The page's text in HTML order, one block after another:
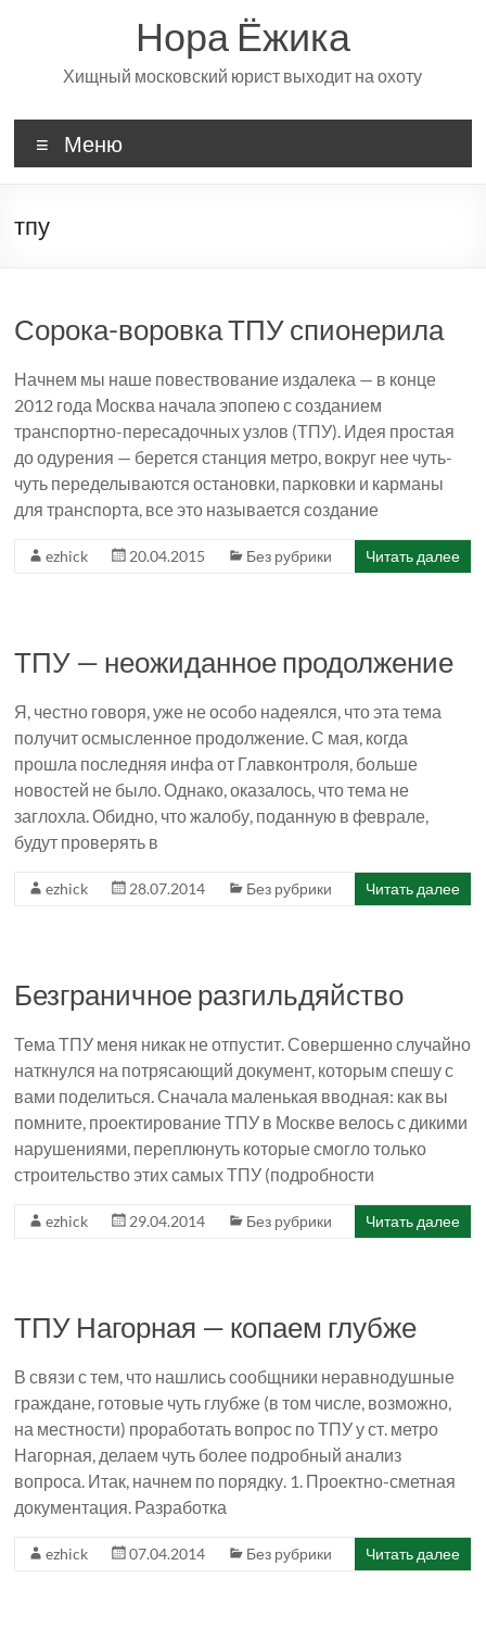
Нора Ёжика
Хищный московский юрист выходит на охоту
Меню
тпу
Сорока-воровка ТПУ спионерила
Начнем мы наше повествование издалека — в конце
2012 года Москва начала эпопею с созданием
транспортно-пересадочных узлов (ТПУ). Идея простая
до одурения — берется станция метро, вокруг нее чуть-
чуть переделываются остановки, парковки и карманы
для транспорта, все это называется создание
ezhick 20.04.2015 Без рубрики Читать далее
ТПУ — неожиданное продолжение
Я, честно говоря, уже не особо надеялся, что эта тема
получит осмысленное продолжение. С мая, когда
прошла последняя инфа от Главконтроля, больше
новостей не было. Однако, оказалось, что тема не
заглохла. Обидно, что жалобу, поданную в феврале,
будут проверять в
ezhick 28.07.2014 Без рубрики Читать далее
Безграничное разгильдяйство
Тема ТПУ меня никак не отпустит. Совершенно случайно
наткнулся на потрясающий документ, которым спешу с
вами поделиться. Сначала маленькая вводная: как вы
помните, проектирование ТПУ в Москве велось с дикими
нарушениями, переплюнуть которые смогло только
строительство этих самых ТПУ (подробности
ezhick 29.04.2014 Без рубрики Читать далее
ТПУ Нагорная — копаем глубже
В связи с тем, что нашлись сообщники неравнодушные
граждане, готовые чуть глубже (в том числе, возможно,
на местности) проработать вопрос по ТПУ у ст. метро
Нагорная, делаем чуть более подробный анализ
вопроса. Итак, начнем по порядку. 1. Проектно-сметная
документация. Разработка
ezhick 07.04.2014 Без рубрики Читать далее